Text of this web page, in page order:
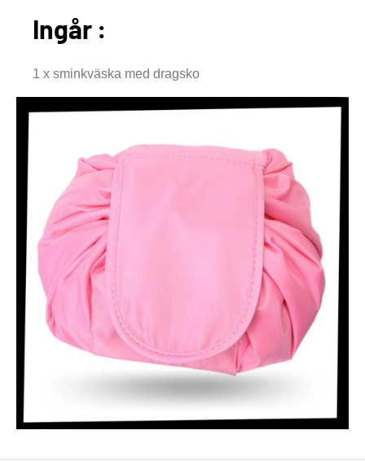
Ingår :
1 x sminkväska med dragsko